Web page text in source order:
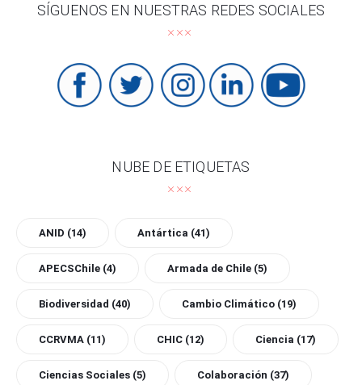
SÍGUENOS EN NUESTRAS REDES SOCIALES
NUBE DE ETIQUETAS
ANID (14) Antártica (41)
APECSChile (4) Armada de Chile (5)
Biodiversidad (40) Cambio Climático (19)
CCRVMA (11) CHIC (12) Ciencia (17)
Ciencias Sociales (5) Colaboración (37)